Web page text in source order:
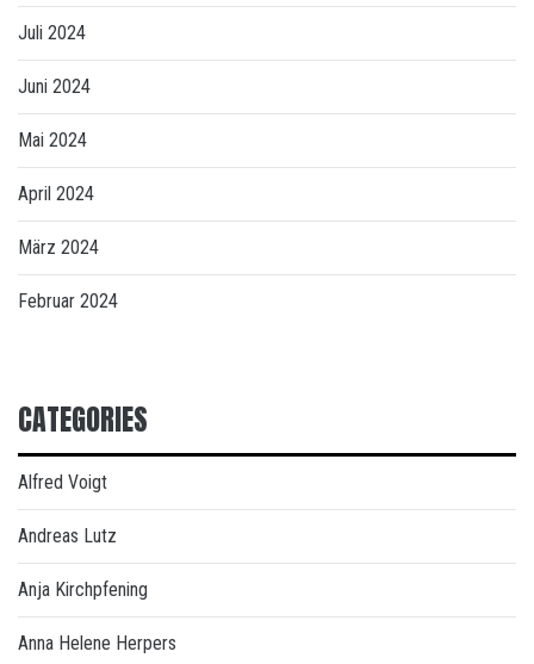
Juli 2024
Juni 2024
Mai 2024
April 2024
März 2024
Februar 2024
CATEGORIES
Alfred Voigt
Andreas Lutz
Anja Kirchpfening
Anna Helene Herpers